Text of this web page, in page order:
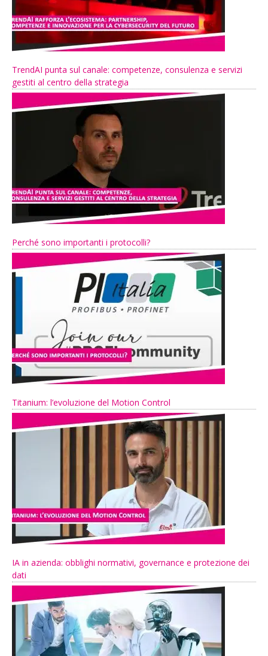
TrendAI punta sul canale: competenze, consulenza e servizi
gestiti al centro della strategia
Perché sono importanti i protocolli?
Titanium: l’evoluzione del Motion Control
IA in azienda: obblighi normativi, governance e protezione dei
dati